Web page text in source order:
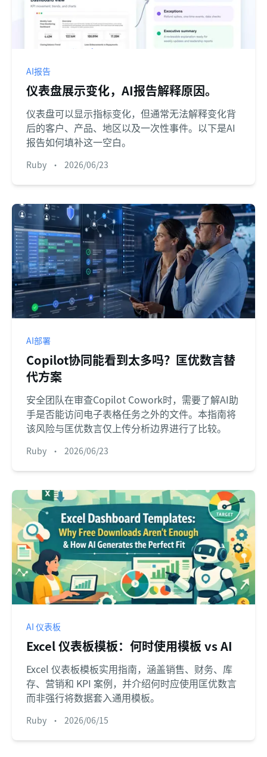
AI报告
仪表盘展示变化，AI报告解释原因。
仪表盘可以显示指标变化，但通常无法解释变化背
后的客户、产品、地区以及一次性事件。以下是AI
报告如何填补这一空白。
Ruby • 2026/06/23
AI部署
Copilot协同能看到太多吗？匡优数言替
代方案
安全团队在审查Copilot Cowork时，需要了解AI助
手是否能访问电子表格任务之外的文件。本指南将
该风险与匡优数言仅上传分析边界进行了比较。
Ruby • 2026/06/23
AI 仪表板
Excel 仪表板模板：何时使用模板 vs AI
Excel 仪表板模板实用指南，涵盖销售、财务、库
存、营销和 KPI 案例，并介绍何时应使用匡优数言
而非强行将数据套入通用模板。
Ruby • 2026/06/15